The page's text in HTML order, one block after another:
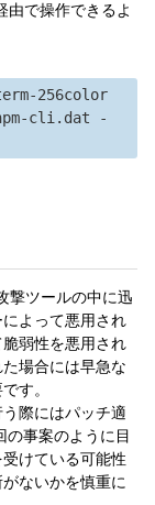
由で操作できるよ
256color
cli.dat -
撃ツールの中に迅
よって悪用され
弱性を悪用され
場合には早急な
す。
際にはパッチ適
の事案のように目
けている可能性
ないかを慎重に